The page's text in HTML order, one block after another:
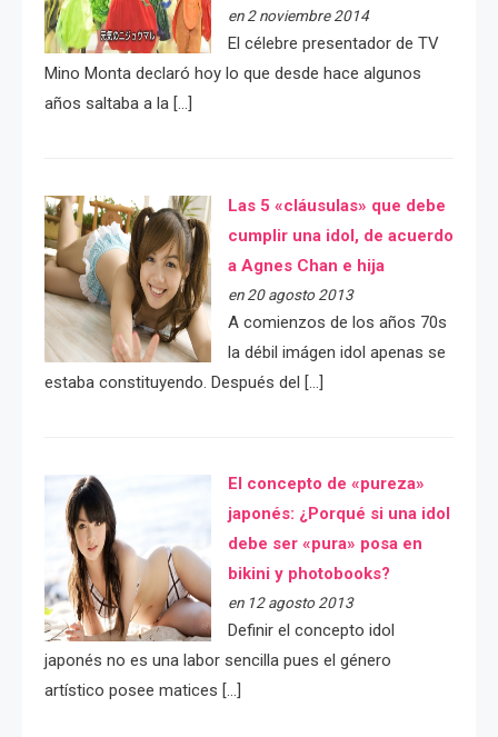
en 2 noviembre 2014
El célebre presentador de TV
Mino Monta declaró hoy lo que desde hace algunos
años saltaba a la […]
Las 5 «cláusulas» que debe
cumplir una idol, de acuerdo
a Agnes Chan e hija
en 20 agosto 2013
A comienzos de los años 70s
la débil imágen idol apenas se
estaba constituyendo. Después del […]
El concepto de «pureza»
japonés: ¿Porqué si una idol
debe ser «pura» posa en
bikini y photobooks?
en 12 agosto 2013
Definir el concepto idol
japonés no es una labor sencilla pues el género
artístico posee matices […]